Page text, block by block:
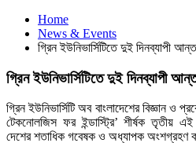
Home
News & Events
গ্রিন ইউনিভার্সিটিতে দুই দিনব্যাপী
গ্রিন ইউনিভার্সিটিতে দুই দিনব্যাপী
গ্রিন ইউনিভার্সিটি অব বাংলাদেশের বিজ্ঞান
টেকনোলজিস ফর ইন্ডাস্ট্রি’ শীর্ষক তৃতীয়
দেশের শতাধিক গবেষক ও অধ্যাপক অংশগ্রহণ